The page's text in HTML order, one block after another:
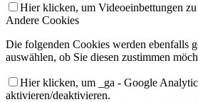
Hier klicken, um Videoeinbettungen
Andere Cookies
Die folgenden Cookies werden ebenfalls
auswählen, ob Sie diesen zustimmen
Hier klicken, um _ga - Google
aktivieren/deaktivieren.